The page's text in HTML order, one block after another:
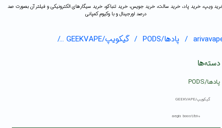
پادها/PODS گیکویپ/GEEKVAPE
دسته‌ها
پادها/PODS
گیکویپ/GEEKVAPE
aegis boost/b60
ویپ، خرید پاد، خرید سالت، خرید جویس، خرید تنباکو، خرید سیگارهای الکترونیکی و فیلتر آن بصورت صد
درصد اورجینال و با وکیوم کمپانی